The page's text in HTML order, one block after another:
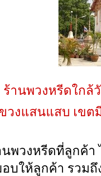
ร้านพวงหรีดใกล้
วงแสนแสบ เขต
วงหรีดที่ลูกค้า
บให้ลูกค้า รวม